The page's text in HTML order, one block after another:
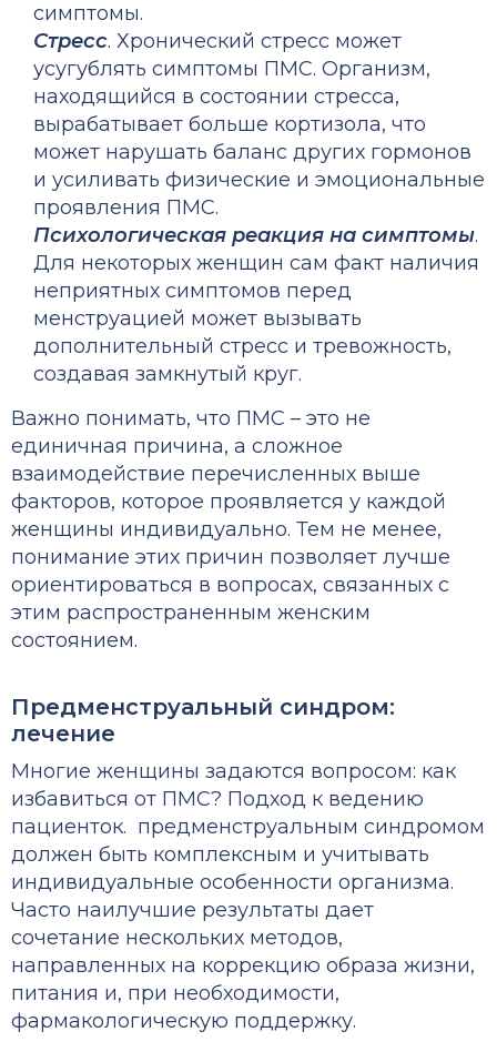
симптомы.
Стресс. Хронический стресс может
усугублять симптомы ПМС. Организм,
находящийся в состоянии стресса,
вырабатывает больше кортизола, что
может нарушать баланс других гормонов
и усиливать физические и эмоциональные
проявления ПМС.
Психологическая реакция на симптомы.
Для некоторых женщин сам факт наличия
неприятных симптомов перед
менструацией может вызывать
дополнительный стресс и тревожность,
создавая замкнутый круг.
Важно понимать, что ПМС – это не
единичная причина, а сложное
взаимодействие перечисленных выше
факторов, которое проявляется у каждой
женщины индивидуально. Тем не менее,
понимание этих причин позволяет лучше
ориентироваться в вопросах, связанных с
этим распространенным женским
состоянием.
Предменструальный синдром:
лечение
Многие женщины задаются вопросом: как
избавиться от ПМС? Подход к ведению
пациенток. предменструальным синдромом
должен быть комплексным и учитывать
индивидуальные особенности организма.
Часто наилучшие результаты дает
сочетание нескольких методов,
направленных на коррекцию образа жизни,
питания и, при необходимости,
фармакологическую поддержку.